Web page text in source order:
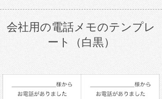
会社用の電話メモのテンプレ
ート（白黒）